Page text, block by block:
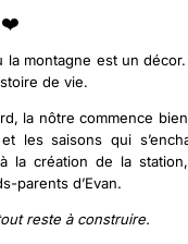
❤️
la montagne est un
de vie.
la nôtre commence
les saisons qui
la création de la
parents d’Evan.
reste à construire.